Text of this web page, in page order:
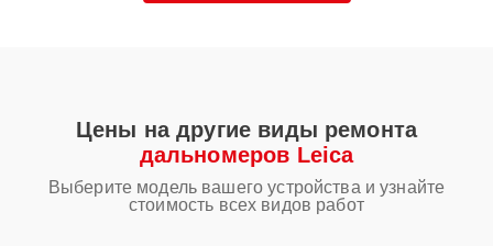
Цены на другие виды ремонта
дальномеров Leica
Выберите модель вашего устройства и узнайте
стоимость всех видов работ